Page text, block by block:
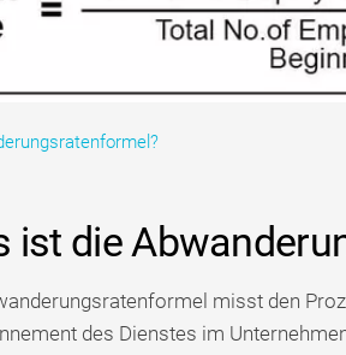
ist die
misst den
des Dienstes im